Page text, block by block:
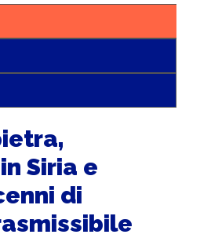
Siria e
di